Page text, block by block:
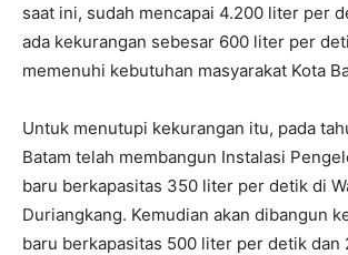
saat ini, sudah mencapai 4.200 liter per
ada kekurangan sebesar 600 liter per
memenuhi kebutuhan masyarakat Kota
Untuk menutupi kekurangan itu, pada
Batam telah membangun Instalasi
baru berkapasitas 350 liter per detik di
Duriangkang. Kemudian akan dibangun
baru berkapasitas 500 liter per detik